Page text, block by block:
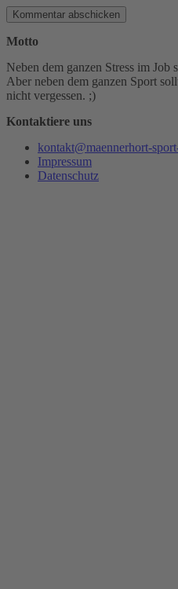
Motto
Neben dem ganzen Stress im Job
Aber neben dem ganzen Sport
nicht vergessen. ;)
Kontaktiere uns
kontakt@maennerhort-
Impressum
Datenschutz